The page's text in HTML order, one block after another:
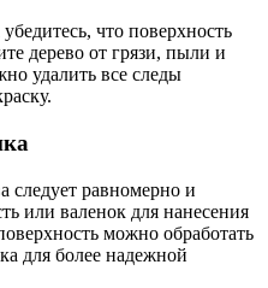
что поверхность
дерево от грязи, пыли и
удалить все следы
следует равномерно и
или валенок для нанесения
можно обработать
для более надежной